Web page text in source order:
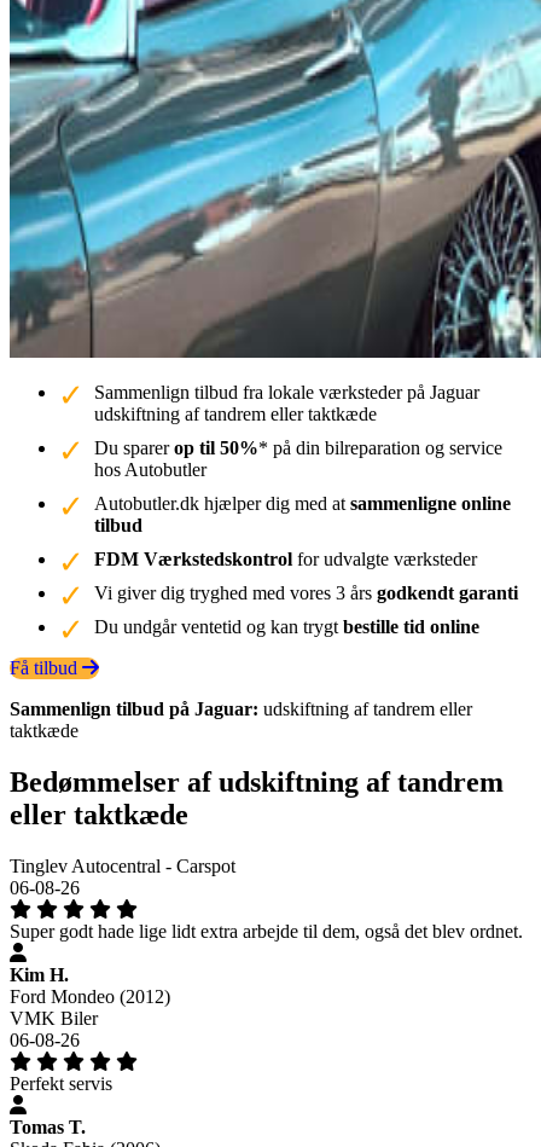
Sammenlign tilbud fra lokale værksteder på Jaguar
udskiftning af tandrem eller taktkæde
Du sparerop til 50%* på din bilreparation og service
hos Autobutler
Autobutler.dk hjælper dig med at sammenligne online
tilbud
FDM Værkstedskontrol for udvalgte værksteder
Vi giver dig tryghed med vores 3 års godkendt garanti
Du undgår ventetid og kan trygt bestille tid online
Få tilbud
Sammenlign tilbud på Jaguar: udskiftning af tandrem eller
taktkæde
Bedømmelser af udskiftning af tandrem
eller taktkæde
Tinglev Autocentral - Carspot
06-08-26
Super godt hade lige lidt extra arbejde til dem, også det blev ordnet.
Kim H.
Ford Mondeo (2012)
VMK Biler
06-08-26
Perfekt servis
Tomas T.